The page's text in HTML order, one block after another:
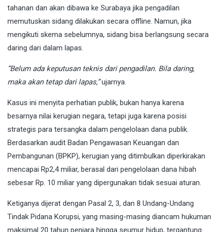
tahanan dan akan dibawa ke Surabaya jika pengadilan
memutuskan sidang dilakukan secara offline. Namun, jika
mengikuti skema sebelumnya, sidang bisa berlangsung secara
daring dari dalam lapas.
“Belum ada keputusan teknis dari pengadilan. Bila daring,
maka akan tetap dari lapas,”ujarnya.
Kasus ini menyita perhatian publik, bukan hanya karena
besarnya nilai kerugian negara, tetapi juga karena posisi
strategis para tersangka dalam pengelolaan dana publik.
Berdasarkan audit Badan Pengawasan Keuangan dan
Pembangunan (BPKP), kerugian yang ditimbulkan diperkirakan
mencapai Rp2,4 miliar, berasal dari pengelolaan dana hibah
sebesar Rp. 10 miliar yang dipergunakan tidak sesuai aturan.
Ketiganya dijerat dengan Pasal 2, 3, dan 8 Undang-Undang
Tindak Pidana Korupsi, yang masing-masing diancam hukuman